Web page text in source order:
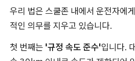
우리 법은 스쿨존 내에서 운전자에
적인 의무를 지우고 있습니다.
첫 번째는 '규정 속도 준수'입니다.